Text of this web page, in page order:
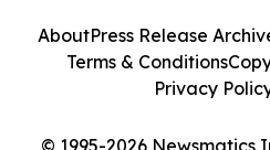
© 1995-2026 Newsmatics
AboutPress Release
Terms & Conditions
Privacy